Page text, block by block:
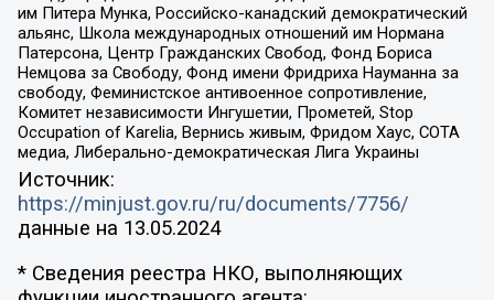
им Питера Мунка, Российско-канадский демократический
альянс, Школа международных отношений им Нормана
Патерсона, Центр Гражданских Свобод, Фонд Бориса
Немцова за Свободу, Фонд имени Фридриха Науманна за
свободу, Феминистское антивоенное сопротивление,
Комитет независимости Ингушетии, Прометей, Stop
Occupation of Karelia, Вернись живым, Фридом Хаус, СОТА
медиа, Либерально-демократическая Лига Украины
Источник:
https://minjust.gov.ru/ru/documents/7756/
данные на 13.05.2024
* Сведения реестра НКО, выполняющих